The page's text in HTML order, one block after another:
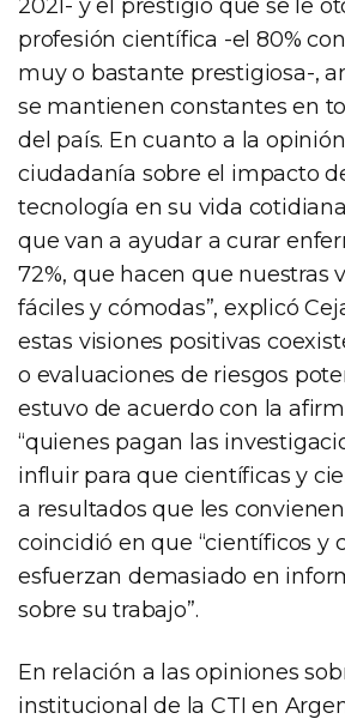
2021- y el prestigio que se le
profesión científica -el 80%
muy o bastante prestigiosa-,
se mantienen constantes en
del país. En cuanto a la
ciudadanía sobre el impacto
tecnología en su vida
que van a ayudar a curar
72%, que hacen que nuestras
fáciles y cómodas”, explicó
estas visiones positivas
o evaluaciones de riesgos
estuvo de acuerdo con la
“quienes pagan las
influir para que científicas y
a resultados que les
coincidió en que “científicos y
esfuerzan demasiado en
sobre su trabajo”.
En relación a las opiniones
institucional de la CTI en